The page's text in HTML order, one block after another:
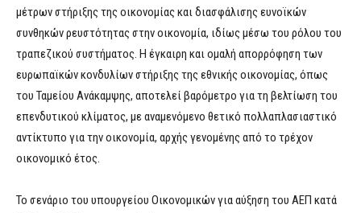
μέτρων στήριξης της οικονομίας και διασφάλισης ευνοϊκών
συνθηκών ρευστότητας στην οικονομία, ιδίως μέσω του ρόλου του
τραπεζικού συστήματος. Η έγκαιρη και ομαλή απορρόφηση των
ευρωπαϊκών κονδυλίων στήριξης της εθνικής οικονομίας, όπως
του Ταμείου Ανάκαμψης, αποτελεί βαρόμετρο για τη βελτίωση του
επενδυτικού κλίματος, με αναμενόμενο θετικό πολλαπλασιαστικό
αντίκτυπο για την οικονομία, αρχής γενομένης από το τρέχον
οικονομικό έτος.
Το σενάριο του υπουργείου Οικονομικών για αύξηση του ΑΕΠ κατά